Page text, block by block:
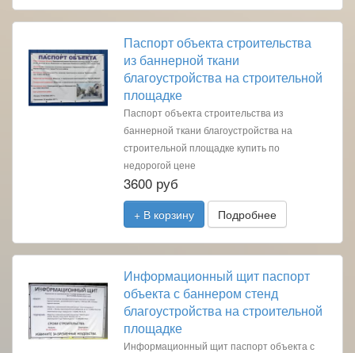
Паспорт объекта строительства
из баннерной ткани
благоустройства на строительной
площадке
Паспорт объекта строительства из
баннерной ткани благоустройства на
строительной площадке купить по
недорогой цене
3600 руб
+ В корзину Подробнее
Информационный щит паспорт
объекта с баннером стенд
благоустройства на строительной
площадке
Информационный щит паспорт объекта с